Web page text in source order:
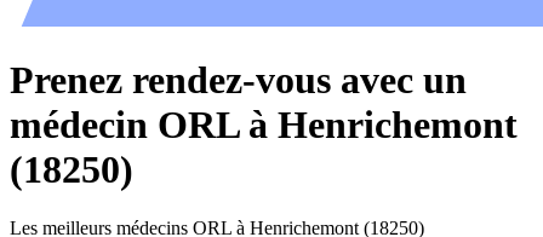
Prenez rendez-vous avec un
médecin ORL à Henrichemont
(18250)
Les meilleurs médecins ORL à Henrichemont (18250)